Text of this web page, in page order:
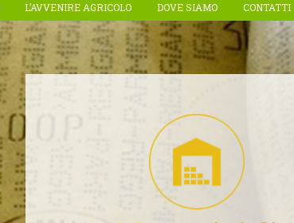
L’AVVENIRE AGRICOLO DOVE SIAMO CONTATTI